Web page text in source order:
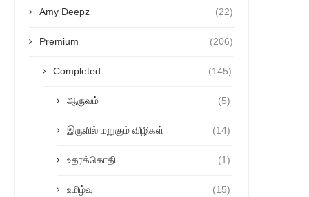
Amy Deepz (22)
Premium (206)
Completed (145)
ஆருவம் (5)
இருளில் மறுகும் விழிகள் (14)
உதரக்கொதி (1)
உமிழ்வு (15)